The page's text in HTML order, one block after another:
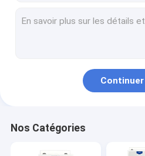
Continuer
Nos Catégories